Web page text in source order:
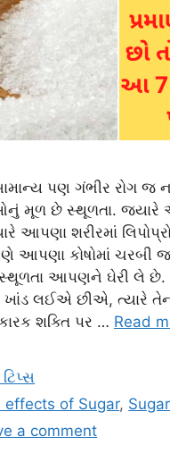
પણ ગંભીર રોગ જ
મૂળ છે સ્થૂળતા.
આપણા શરીરમાં
આપણા કોષોમાં ચરબી
સ્થૂળતા આપણને ઘેરી લે
ખાંડ લઈએ છીએ, ત્યારે
શક્તિ પર … Read
effects of Sugar, Sugar
a comment